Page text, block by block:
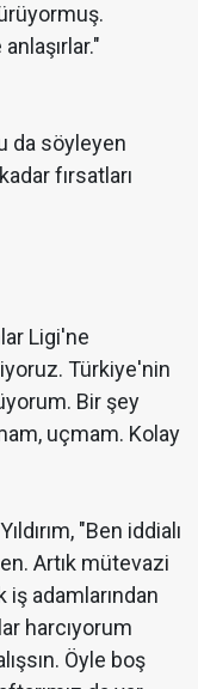
da söyleyen
fırsatları
Ligi'ne
Türkiye'nin
Bir şey
uçmam. Kolay
"Ben iddialı
Artık mütevazi
adamlarından
harcıyorum
Öyle boş